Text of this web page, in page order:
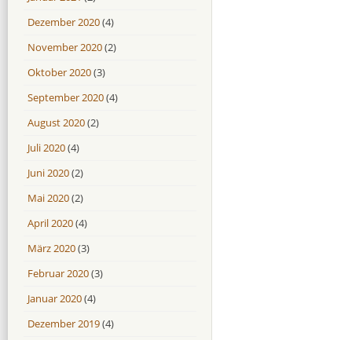
Dezember 2020(4)
November 2020(2)
Oktober 2020(3)
September 2020(4)
August 2020(2)
Juli 2020(4)
Juni 2020(2)
Mai 2020(2)
April 2020(4)
März 2020(3)
Februar 2020(3)
Januar 2020(4)
Dezember 2019(4)